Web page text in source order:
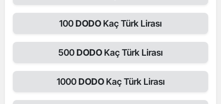
100DODO Kaç Türk Lirası
500DODO Kaç Türk Lirası
1000DODO Kaç Türk Lirası